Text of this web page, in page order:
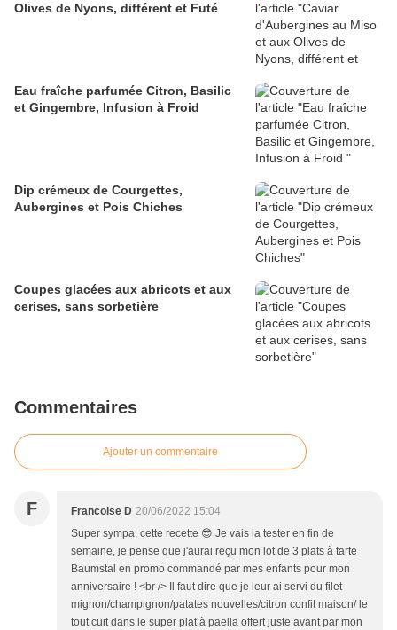
Olives de Nyons, différent et Futé
Eau fraîche parfumée Citron, Basilic
et Gingembre, Infusion à Froid
Dip crémeux de Courgettes,
Aubergines et Pois Chiches
Coupes glacées aux abricots et aux
cerises, sans sorbetière
Commentaires
Ajouter un commentaire
F Francoise D 20/06/2022 15:04
Super sympa, cette recette 😎 Je vais la tester en fin de
semaine, je pense que j'aurai reçu mon lot de 3 plats à tarte
Baumstal en promo commandé par mes enfants pour mon
anniversaire ! <br /> Il faut dire que je leur ai servi du filet
mignon/champignon/patates nouvelles/citron confit maison/ le
tout cuit dans le super plat à paella offert juste avant par mon